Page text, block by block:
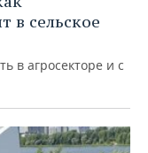
в сельское
в агросекторе и с